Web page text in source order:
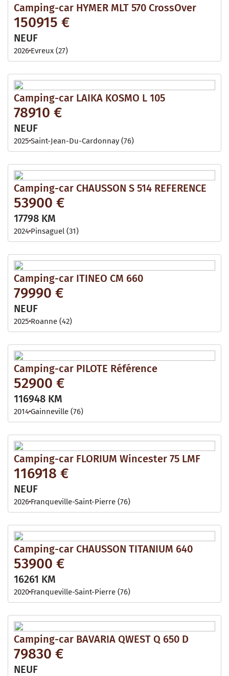
Camping-car HYMER MLT 570 CrossOver
150915 €
NEUF
2026 Evreux (27)
Camping-car LAIKA KOSMO L 105
78910 €
NEUF
2025 Saint-Jean-Du-Cardonnay (76)
Camping-car CHAUSSON S 514 REFERENCE
53900 €
17798 KM
2024 Pinsaguel (31)
Camping-car ITINEO CM 660
79990 €
NEUF
2025 Roanne (42)
Camping-car PILOTE Référence
52900 €
116948 KM
2014Gainneville (76)
Camping-car FLORIUM Wincester 75 LMF
116918 €
NEUF
2026 Franqueville-Saint-Pierre (76)
Camping-car CHAUSSON TITANIUM 640
53900 €
16261 KM
2020 Franqueville-Saint-Pierre (76)
Camping-car BAVARIA QWEST Q 650 D
79830 €
NEUF